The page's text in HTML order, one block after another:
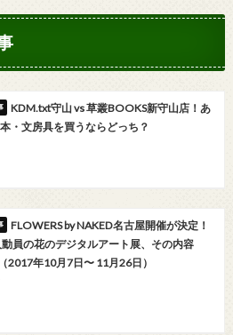
KDM.txt守山 vs 草叢BOOKS新守山店！あ
・文房具を買うならどっち？
FLOWERS by NAKED名古屋開催が決定！
員の花のデジタルアート展、その内容
2017年10月7日〜 11月26日）